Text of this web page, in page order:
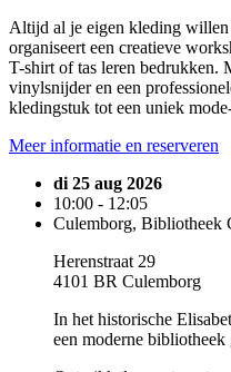
Altijd al je eigen kleding
organiseert een creatieve
T-shirt of tas leren bedrukken.
vinylsnijder en een
kledingstuk tot een uniek
Meer informatie en reserveren
di 25 aug 2026
10:00 - 12:05
Culemborg, Bibliotheek
Herenstraat 29
4101 BR Culemborg
In het historische
een moderne bibliotheek